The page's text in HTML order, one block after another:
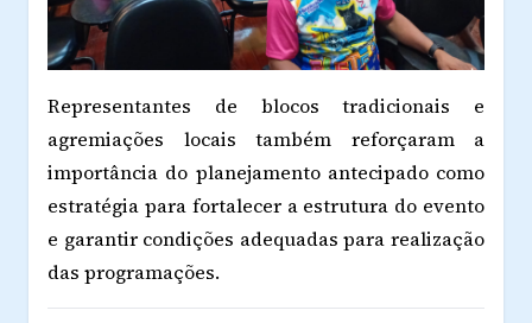
Representantes de blocos tradicionais e
agremiações locais também reforçaram a
importância do planejamento antecipado como
estratégia para fortalecer a estrutura do evento
e garantir condições adequadas para realização
das programações.